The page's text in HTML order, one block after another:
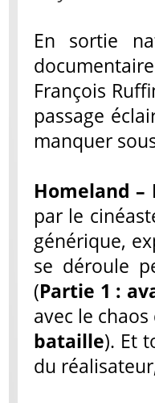
En sortie
François
passage
manquer
Homeland –
par le
générique,
se déroule
(Partie 1 :
avec le
bataille). Et
du